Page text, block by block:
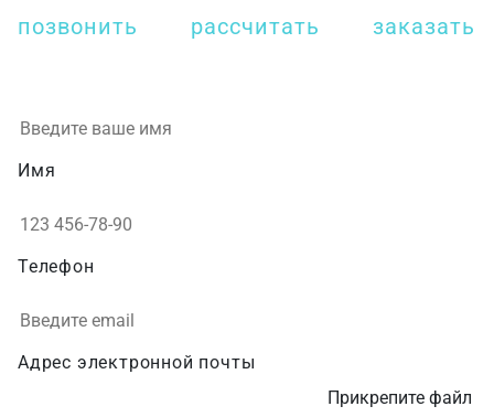
позвонить рассчитать заказать
Имя
Телефон
Адрес электронной почты
Прикрепите файл